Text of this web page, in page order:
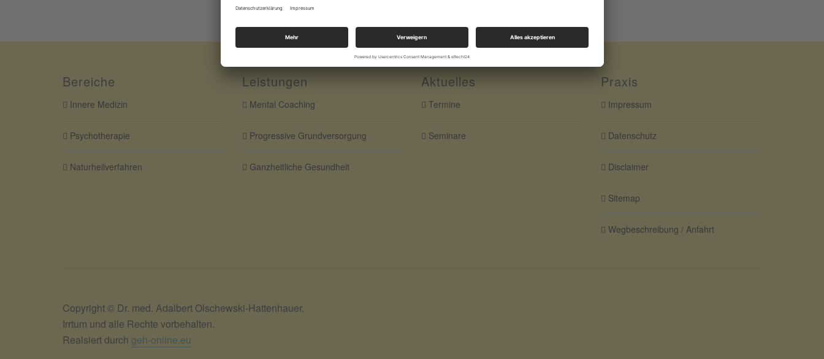
Bereiche
Innere Medizin
Psychotherapie
Naturheilverfahren
Leistungen
Mental Coaching
Progressive Grundversorgung
Ganzheitliche Gesundheit
Aktuelles
Termine
Seminare
Praxis
Impressum
Datenschutz
Disclaimer
Sitemap
Wegbeschreibung / Anfahrt
Copyright © Dr. med. Adalbert Olschewski-Hattenhauer.
Irrtum und alle Rechte vorbehalten.
Realsiert durch geh-online.eu